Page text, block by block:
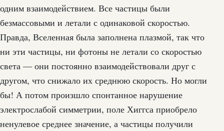
одним взаимодействием. Все частицы были
безмассовыми и летали с одинаковой скоростью.
Правда, Вселенная была заполнена плазмой, так что
ни эти частицы, ни фотоны не летали со скоростью
света — они постоянно взаимодействовали друг с
другом, что снижало их среднюю скорость. Но могли
бы! А потом произшло спонтанное нарушение
электрослабой симметрии, поле Хиггса приобрело
ненулевое среднее значение, а частицы получили